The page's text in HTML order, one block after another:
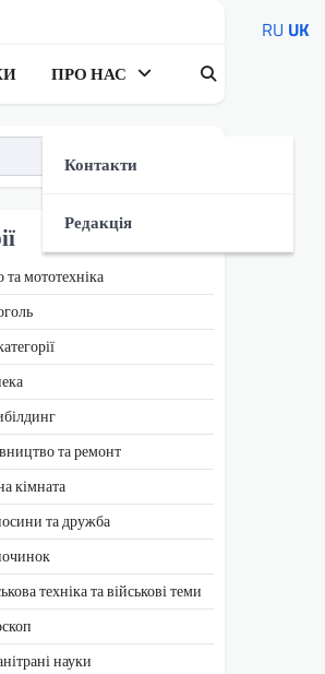
ПРО НАС
Контакти
Редакція
та мототехніка
та ремонт
кімната
та дружба
техніка та військові теми
науки
RU UK